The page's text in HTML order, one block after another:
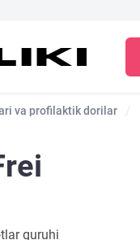
va profilaktik dorilar
guruhi